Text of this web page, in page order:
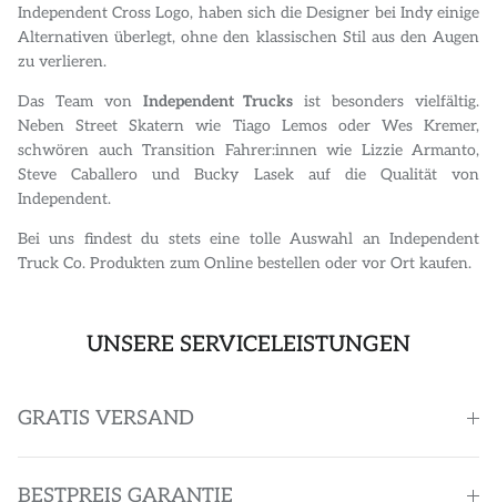
Independent Cross Logo, haben sich die Designer bei Indy einige
Alternativen überlegt, ohne den klassischen Stil aus den Augen
zu verlieren.
Das Team von Independent Trucks ist besonders vielfältig.
Neben Street Skatern wie Tiago Lemos oder Wes Kremer,
schwören auch Transition Fahrer:innen wie Lizzie Armanto,
Steve Caballero und Bucky Lasek auf die Qualität von
Independent.
Bei uns findest du stets eine tolle Auswahl an Independent
Truck Co. Produkten zum Online bestellen oder vor Ort kaufen.
UNSERE SERVICELEISTUNGEN
GRATIS VERSAND
BESTPREIS GARANTIE